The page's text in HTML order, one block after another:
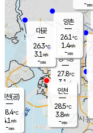
의도
경서동
27.8℃
3.1 m/s
-mm
대곶
26.3℃
3.1 m/s
-mm
-mm
양촌
26.1℃
1.4m/s
-mm
인천(공)
28.4℃
4.1 m/s
-mm
인천
28.5℃
3.8m/s
-mm